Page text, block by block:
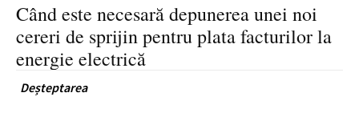
Când este necesară depunerea unei noi
cereri de sprijin pentru plata facturilor la
energie electrică
Deșteptarea